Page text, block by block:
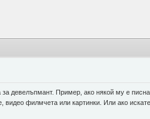
девелъпмант. Пример, ако някой му е
филмчета или картинки. Или ако